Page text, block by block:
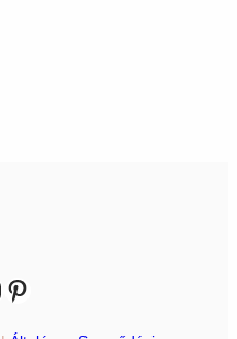
Pinterest